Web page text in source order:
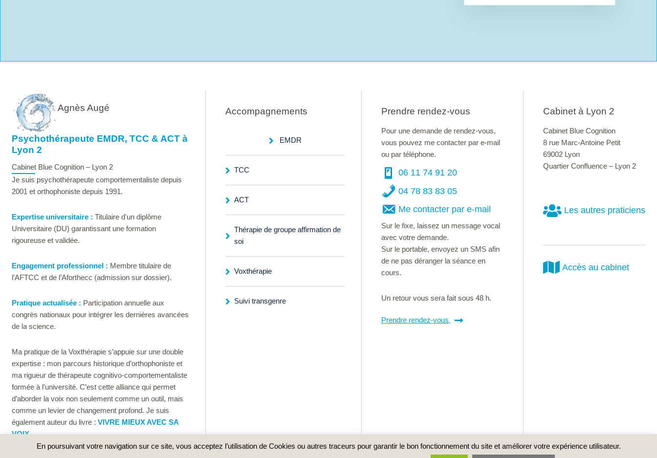
Agnès Augé
Psychothérapeute EMDR, TCC & ACT à
Lyon 2
Cabinet Blue Cognition – Lyon 2
Je suis psychothérapeute comportementaliste depuis
2001 et orthophoniste depuis 1991.
Expertise universitaire : Titulaire d'un diplôme
Universitaire (DU) garantissant une formation
rigoureuse et validée.
Engagement professionnel : Membre titulaire de
l’AFTCC et de l’Aforthecc (admission sur dossier).
Pratique actualisée : Participation annuelle aux
congrès nationaux pour intégrer les dernières avancées
de la science.
Ma pratique de la Voxthérapie s’appuie sur une double
expertise : mon parcours historique d’orthophoniste et
ma rigueur de thérapeute cognitivo-comportementaliste
formée à l’université. C’est cette alliance qui permet
d’aborder la voix non seulement comme un outil, mais
comme un levier de changement profond. Je suis
également auteur du livre : VIVRE MIEUX AVEC SA
VOIX.
Accompagnements
EMDR
TCC
ACT
Thérapie de groupe affirmation de
soi
Voxthérapie
Suivi transgenre
Prendre rendez-vous
Pour une demande de rendez-vous,
vous pouvez me contacter par e-mail
ou par téléphone.
06 11 74 91 20
04 78 83 83 05
Me contacter par e-mail
Sur le fixe, laissez un message vocal
avec votre demande.
Sur le portable, envoyez un SMS afin
de ne pas déranger la séance en
cours.
Un retour vous sera fait sous 48 h.
Prendre rendez-vous
Cabinet à Lyon 2
Cabinet Blue Cognition
8 rue Marc-Antoine Petit
69002 Lyon
Quartier Confluence – Lyon 2
Les autres praticiens
Accès au cabinet
En poursuivant votre navigation sur ce site, vous acceptez l’utilisation de Cookies ou autres traceurs pour garantir le bon fonctionnement du site et améliorer votre expérience utilisateur.